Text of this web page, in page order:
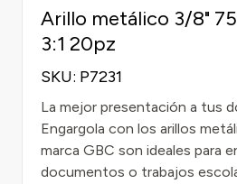
Arillo metálico 3/8"
3:1 20pz
SKU: P7231
La mejor presentación a tus
Engargola con los arillos
marca GBC son ideales para
documentos o trabajos